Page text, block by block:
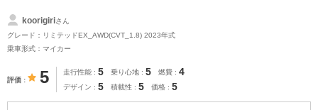
koorigiriさん
グレード：リミテッドEX_AWD(CVT_1.8) 2023年式
乗車形式：マイカー
評価 5 走行性能 5 乗り心地 5 燃費 4
デザイン 5 積載性 5 価格 5